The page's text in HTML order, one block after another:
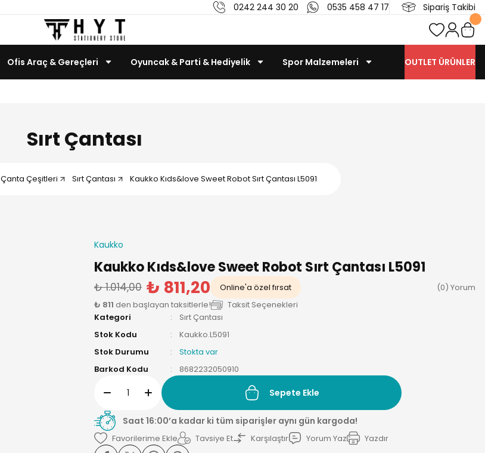
0242 244 30 20 0535 458 47 17 Sipariş Takibi
Ofis Araç & Gereçleri Oyuncak & Parti & Hediyelik Spor Malzemeleri OUTLET ÜRÜNLER
Sırt Çantası
Çanta Çeşitleri Sırt Çantası Kaukko Kıds&love Sweet Robot Sırt Çantası L5091
Kaukko
Kaukko Kıds&love Sweet Robot Sırt Çantası L5091
₺ 1.014,00 ₺ 811,20 Online'a özel fırsat
(0) Yorum
₺ 811 den başlayan taksitlerle!
Taksit Seçenekleri
Kategori
Sırt Çantası
Stok Kodu
Kaukko.L5091
Stok Durumu
Stokta var
Barkod Kodu
8682232050910
Sepete Ekle
Saat 16:00’a kadar ki tüm siparişler aynı gün kargoda!
Tavsiye Et Karşılaştır Yorum Yaz Yazdır